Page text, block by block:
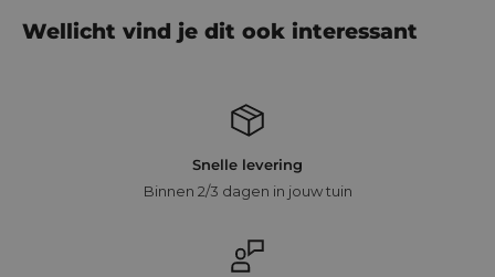
Wellicht vind je dit ook interessant
Snelle levering
Binnen 2/3 dagen in jouw tuin